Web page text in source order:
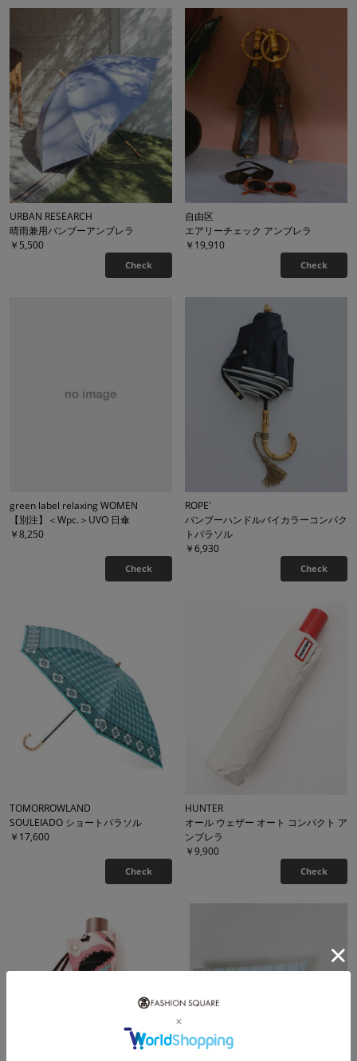
URBAN RESEARCH
晴雨兼用バンブーアンブレラ
￥5,500
Check
自由区
エアリーチェック アンブレラ
￥19,910
Check
green label relaxing WOMEN
【別注】＜Wpc.＞UVO 日傘
￥8,250
Check
ROPE'
バンブーハンドルバイカラーコンパク
トパラソル
￥6,930
Check
TOMORROWLAND
SOULEIADO ショートパラソル
￥17,600
Check
HUNTER
オール ウェザー オート コンパクト ア
ンブレラ
￥9,900
Check